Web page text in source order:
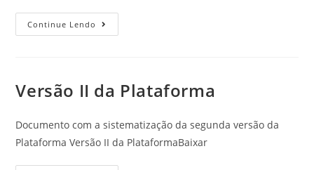
Continue Lendo
Versão II da Plataforma
Documento com a sistematização da segunda versão da
Plataforma Versão II da PlataformaBaixar